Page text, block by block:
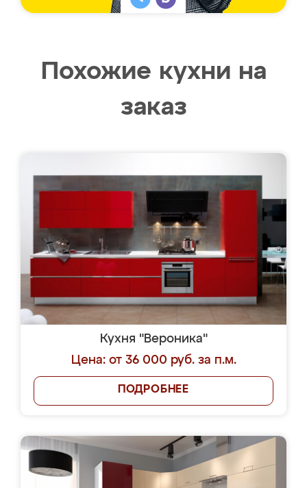
Похожие кухни на
заказ
Кухня "Вероника"
Цена: от 36 000 руб. за п.м.
ПОДРОБНЕЕ